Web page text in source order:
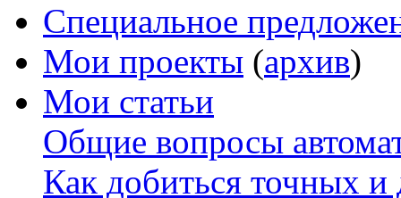
Специальное
Мои проекты (архив)
Мои статьи
Общие вопросы
Как добиться точных